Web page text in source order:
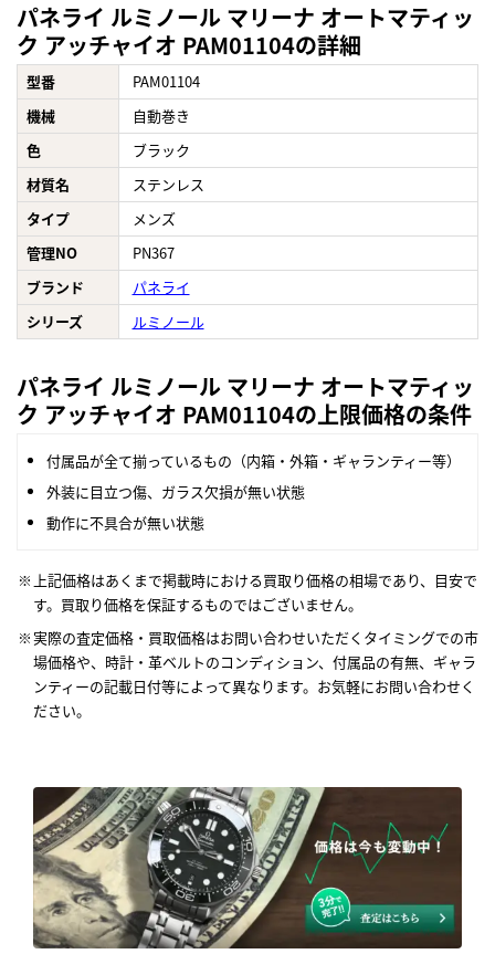
パネライ ルミノール マリーナ オートマティッ
ク アッチャイオ PAM01104の詳細
型番
PAM01104
機械
自動巻き
色
ブラック
材質名
ステンレス
タイプ
メンズ
管理NO
PN367
ブランド
パネライ
シリーズ
ルミノール
パネライ ルミノール マリーナ オートマティッ
ク アッチャイオ PAM01104の上限価格の条件
付属品が全て揃っているもの（内箱・外箱・ギャランティー等）
外装に目立つ傷、ガラス欠損が無い状態
動作に不具合が無い状態
上記価格はあくまで掲載時における買取り価格の相場であり、目安で
す。買取り価格を保証するものではございません。
実際の査定価格・買取価格はお問い合わせいただくタイミングでの市
場価格や、時計・革ベルトのコンディション、付属品の有無、ギャラ
ンティーの記載日付等によって異なります。お気軽にお問い合わせく
ださい。